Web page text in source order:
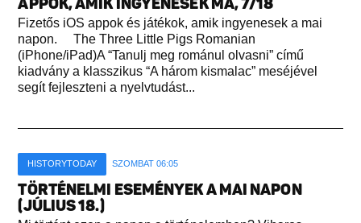
Fizetős iOS appok és játékok, amik ingyenesek a mai
napon. The Three Little Pigs Romanian
(iPhone/iPad)A “Tanulj meg románul olvasni” című
kiadvány a klasszikus “A három kismalac” meséjével
segít fejleszteni a nyelvtudást...
HISTORYTODAY SZOMBAT 06:05
TÖRTÉNELMI ESEMÉNYEK A MAI NAPON
(JÚLIUS 18.)